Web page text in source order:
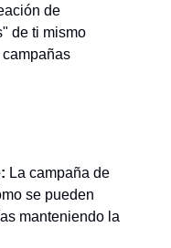
de
de ti mismo
La campaña de
se pueden
manteniendo la